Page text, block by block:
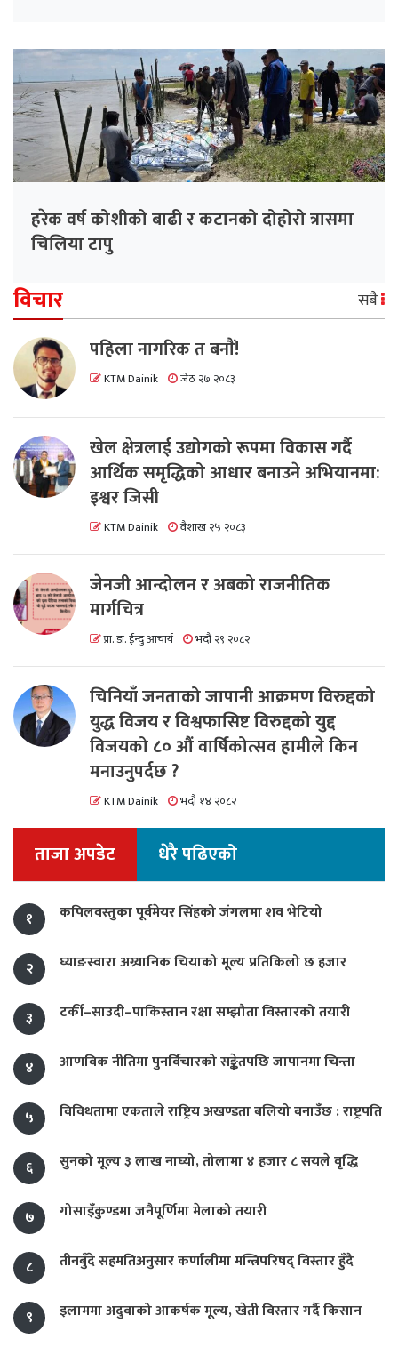
हरेक वर्ष कोशीको बाढी र कटानको दोहोरो त्रासमा
चिलिया टापु
विचार सबै
पहिला नागरिक त बनाैं!
KTM Dainik जेठ २७ २०८३
खेल क्षेत्रलाई उद्योगको रूपमा विकास गर्दै
आर्थिक समृद्धिको आधार बनाउने अभियानमा:
इश्वर जिसी
KTM Dainik वैशाख २५ २०८३
जेनजी आन्दोलन र अबको राजनीतिक
मार्गचित्र
प्रा. डा. ईन्दु आचार्य भदौ २९ २०८२
चिनियाँ जनताको जापानी आक्रमण विरुद्दको
युद्ध विजय र विश्वफासिष्ट विरुद्दको युद्द
विजयको ८० औं वार्षिकोत्सव हामीले किन
मनाउनुपर्दछ ?
KTM Dainik भदौ १४ २०८२
ताजा अपडेट धेरै पढिएको
१ कपिलवस्तुका पूर्वमेयर सिंहको जंगलमा शव भेटियो
२ घ्याङस्वारा अग्र्यानिक चियाको मूल्य प्रतिकिलो छ हजार
३ टर्की–साउदी–पाकिस्तान रक्षा सम्झौता विस्तारको तयारी
४ आणविक नीतिमा पुनर्विचारको सङ्केतपछि जापानमा चिन्ता
५ विविधतामा एकताले राष्ट्रिय अखण्डता बलियो बनाउँछ : राष्ट्रपति
६ सुनको मूल्य ३ लाख नाघ्यो, तोलामा ४ हजार ८ सयले वृद्धि
७ गोसाइँकुण्डमा जनैपूर्णिमा मेलाको तयारी
८ तीनबुँदे सहमतिअनुसार कर्णालीमा मन्त्रिपरिषद् विस्तार हुँदै
९ इलाममा अदुवाको आकर्षक मूल्य, खेती विस्तार गर्दै किसान